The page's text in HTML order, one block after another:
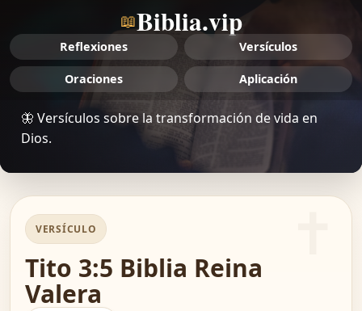
📖Biblia.vip
Reflexiones Versículos
Oraciones Aplicación
🦋 Versículos sobre la transformación de vida en
Dios.
VERSÍCULO
Tito 3:5 Biblia Reina
Valera